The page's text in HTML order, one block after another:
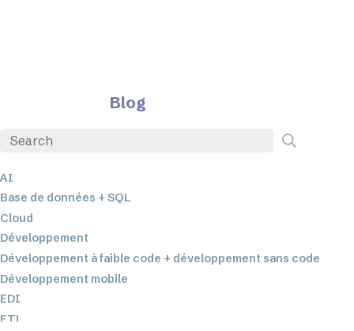
Blog
AI
Base de données + SQL
Cloud
Développement
Développement à faible code + développement sans code
Développement mobile
EDI
ETL